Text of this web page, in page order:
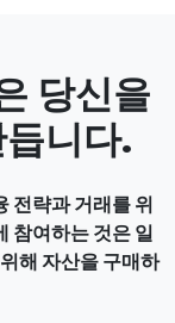
당신을
니다.
전략과 거래를 위
참여하는 것은 일
해 자산을 구매하